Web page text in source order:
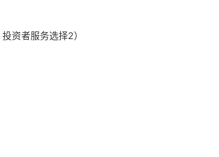
资者服务选择2）